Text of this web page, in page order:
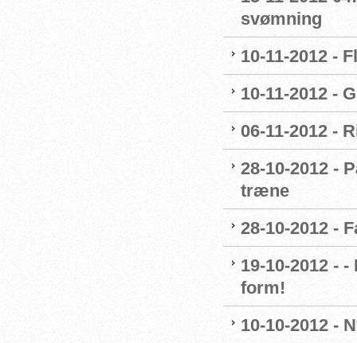
svømning
10-11-2012 -
10-11-2012 -
06-11-2012 -
28-10-2012 -
træne
28-10-2012 -
19-10-2012 -
form!
10-10-2012 -